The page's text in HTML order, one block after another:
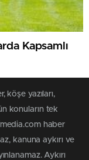
Kapsamlı
köşe yazıları,
konuların tek
haber
kanuna aykırı ve
Aykırı